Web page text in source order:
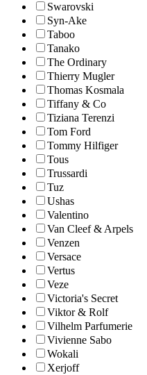
Swarovski
Syn-Ake
Taboo
Tanako
The Ordinary
Thierry Mugler
Thomas Kosmala
Tiffany & Co
Tiziana Terenzi
Tom Ford
Tommy Hilfiger
Tous
Trussardi
Tuz
Ushas
Valentino
Van Cleef & Arpels
Venzen
Versace
Vertus
Veze
Victoria's Secret
Viktor & Rolf
Vilhelm Parfumerie
Vivienne Sabo
Wokali
Xerjoff